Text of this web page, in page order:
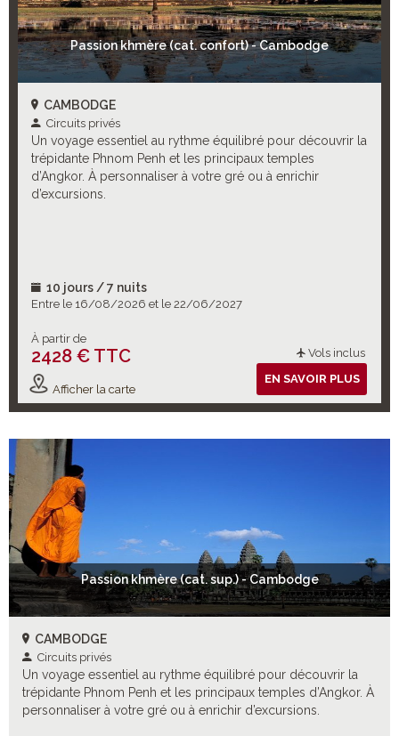
Passion khmère (cat. confort) - Cambodge
CAMBODGE
Circuits privés
Un voyage essentiel au rythme équilibré pour découvrir la
trépidante Phnom Penh et les principaux temples
d’Angkor. À personnaliser à votre gré ou à enrichir
d’excursions.
10 jours / 7 nuits
Entre le 16/08/2026 et le 22/06/2027
À partir de
2428 € TTC Vols inclus
Afficher la carte
EN SAVOIR PLUS
Passion khmère (cat. sup.) - Cambodge
CAMBODGE
Circuits privés
Un voyage essentiel au rythme équilibré pour découvrir la
trépidante Phnom Penh et les principaux temples d’Angkor. À
personnaliser à votre gré ou à enrichir d’excursions.